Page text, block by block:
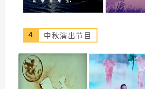
4 中秋演出节目